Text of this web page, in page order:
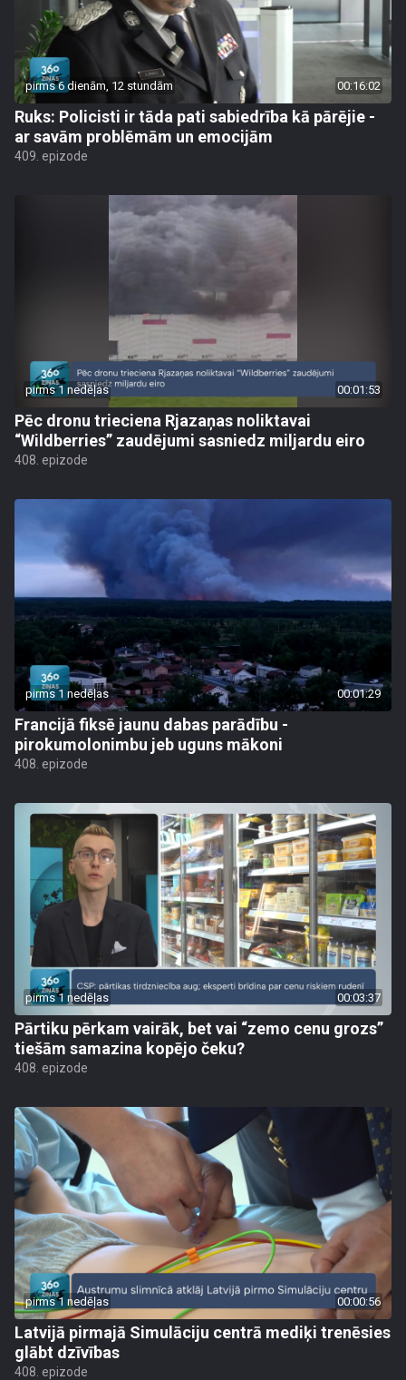
pirms 6 dienām, 12 stundām 00:16:02
Ruks: Policisti ir tāda pati sabiedrība kā pārējie -
ar savām problēmām un emocijām
409. epizode
pirms 1 nedēļas 00:01:53
Pēc dronu trieciena Rjazaņas noliktavai
“Wildberries” zaudējumi sasniedz miljardu eiro
408. epizode
pirms 1 nedēļas 00:01:29
Francijā fiksē jaunu dabas parādību -
pirokumolonimbu jeb uguns mākoni
408. epizode
pirms 1 nedēļas 00:03:37
Pārtiku pērkam vairāk, bet vai “zemo cenu grozs”
tiešām samazina kopējo čeku?
408. epizode
pirms 1 nedēļas 00:00:56
Latvijā pirmajā Simulāciju centrā mediķi trenēsies
glābt dzīvības
408. epizode